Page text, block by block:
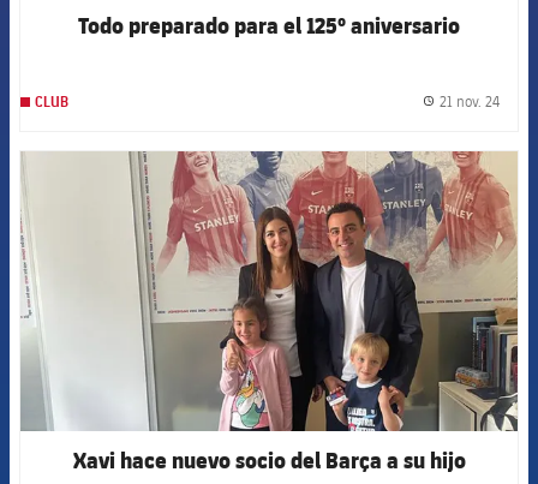
Todo preparado para el 125º aniversario
CLUB 21 nov. 24
FCB Barcelona badge
Xavi hace nuevo socio del Barça a su hijo